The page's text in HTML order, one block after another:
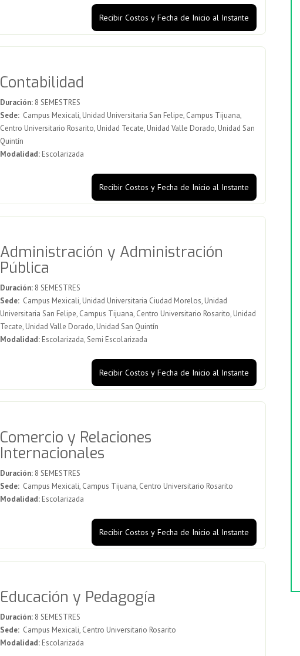
Recibir Costos y Fecha de Inicio al Instante
Contabilidad
Duración:8 SEMESTRES
Sede:Campus Mexicali, Unidad Universitaria San Felipe, Campus Tijuana,
Centro Universitario Rosarito, Unidad Tecate, Unidad Valle Dorado, Unidad San
Quintín
Modalidad:Escolarizada
Recibir Costos y Fecha de Inicio al Instante
Administración y Administración
Pública
Duración:8 SEMESTRES
Sede:Campus Mexicali, Unidad Universitaria Ciudad Morelos, Unidad
Universitaria San Felipe, Campus Tijuana, Centro Universitario Rosarito, Unidad
Tecate, Unidad Valle Dorado, Unidad San Quintín
Modalidad:Escolarizada, Semi Escolarizada
Recibir Costos y Fecha de Inicio al Instante
Comercio y Relaciones
Internacionales
Duración:8 SEMESTRES
Sede:Campus Mexicali, Campus Tijuana, Centro Universitario Rosarito
Modalidad:Escolarizada
Recibir Costos y Fecha de Inicio al Instante
Educación y Pedagogía
Duración:8 SEMESTRES
Sede:Campus Mexicali, Centro Universitario Rosarito
Modalidad:Escolarizada